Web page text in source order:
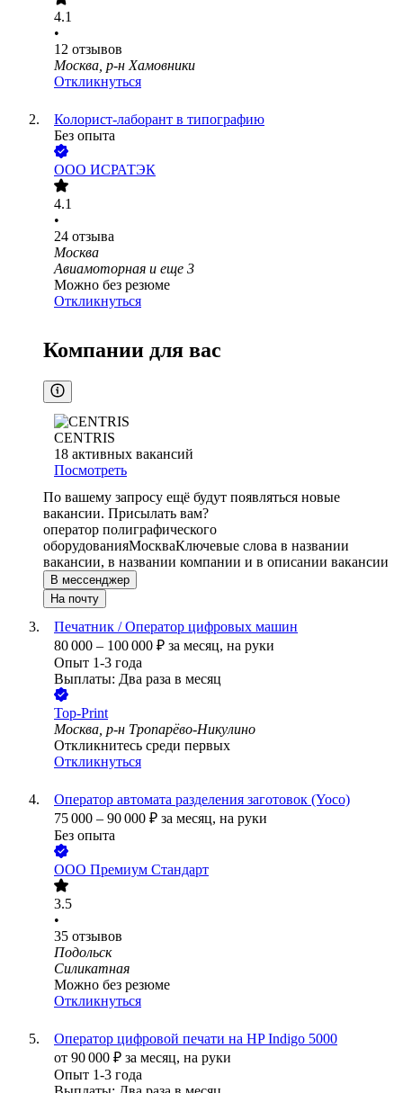
4.1
•
12 отзывов
Москва, р-н Хамовники
Откликнуться
Колорист-лаборант в типографию
Без опыта
ООО ИСРАТЭК
4.1
•
24 отзыва
Москва
Авиамоторная и еще 3
Можно без резюме
Откликнуться
Компании для вас
CENTRIS
18 активных вакансий
Посмотреть
По вашему запросу ещё будут появляться новые
вакансии. Присылать вам?
оператор полиграфического
оборудованияМоскваКлючевые слова в названии
вакансии, в названии компании и в описании вакансии
В мессенджер
На почту
Печатник / Оператор цифровых машин
80 000 – 100 000 ₽ за месяц, на руки
Опыт 1-3 года
Выплаты: Два раза в месяц
Top-Print
Москва, р-н Тропарёво-Никулино
Откликнитесь среди первых
Откликнуться
Оператор автомата разделения заготовок (Yoco)
75 000 – 90 000 ₽ за месяц, на руки
Без опыта
ООО Премиум Стандарт
3.5
•
35 отзывов
Подольск
Силикатная
Можно без резюме
Откликнуться
Оператор цифровой печати на HP Indigo 5000
от 90 000 ₽ за месяц, на руки
Опыт 1-3 года